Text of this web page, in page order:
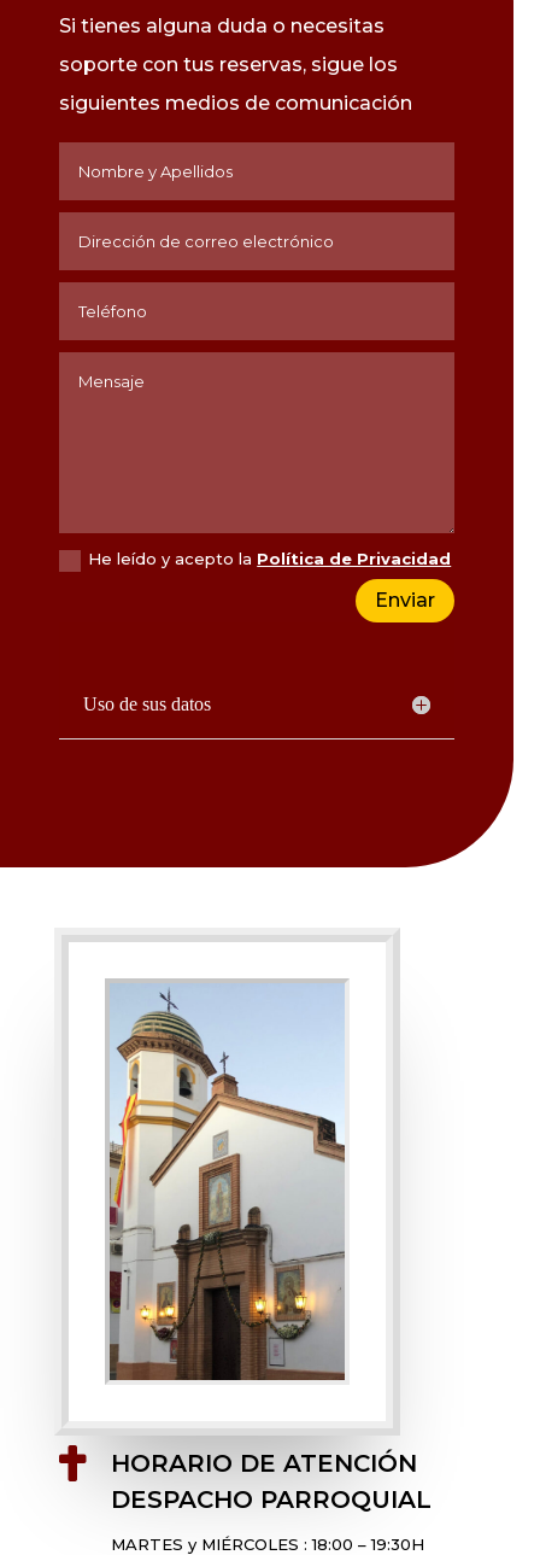
Si tienes alguna duda o necesitas
soporte con tus reservas, sigue los
siguientes medios decomunicación
He leído y acepto la Política de Privacidad
Enviar
Uso de sus datos

HORARIO DE ATENCIÓN
DESPACHO PARROQUIAL
MARTES y MIÉRCOLES : 18:00 – 19:30H